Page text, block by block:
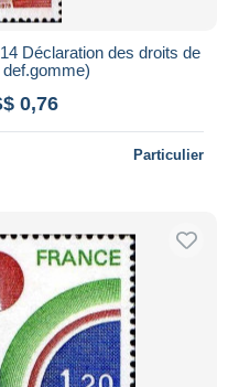
Déclaration des droits de
0,76
Particulier